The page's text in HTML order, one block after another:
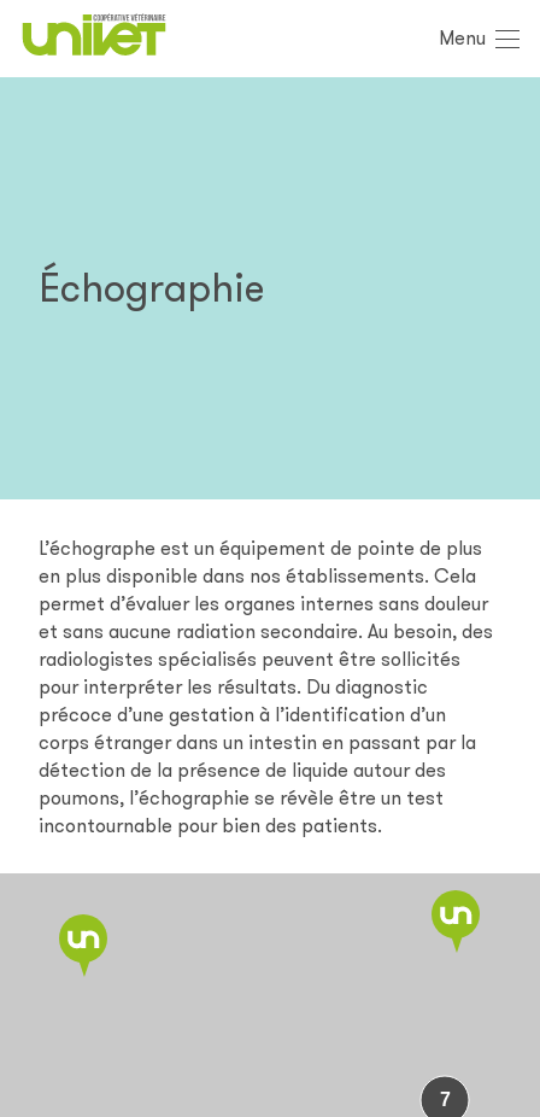
Menu
Échographie
L’échographe est un équipement de pointe de plus
en plus disponible dans nos établissements. Cela
permet d’évaluer les organes internes sans douleur
et sans aucune radiation secondaire. Au besoin, des
radiologistes spécialisés peuvent être sollicités
pour interpréter les résultats. Du diagnostic
précoce d’une gestation à l’identification d’un
corps étranger dans un intestin en passant par la
détection de la présence de liquide autour des
poumons, l’échographie se révèle être un test
incontournable pour bien des patients.
7